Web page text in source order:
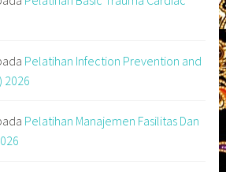
Pelatihan Infection Prevention and
2026
Pelatihan Manajemen Fasilitas Dan